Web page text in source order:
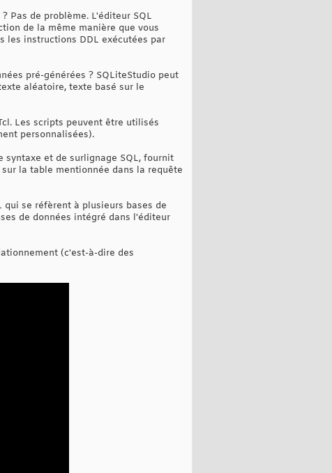
Pas de problème. L'éditeur SQL
de la même manière que vous
les instructions DDL exécutées par
pré-générées ? SQLiteStudio peut
aléatoire, texte basé sur le
Les scripts peuvent être utilisés
personnalisées).
et de surlignage SQL, fournit
la table mentionnée dans la requête
qui se réfèrent à plusieurs bases de
de données intégré dans l'éditeur
(c'est-à-dire des